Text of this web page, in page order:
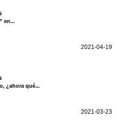
en...
2021-04-19
¿ahora qué...
2021-03-23